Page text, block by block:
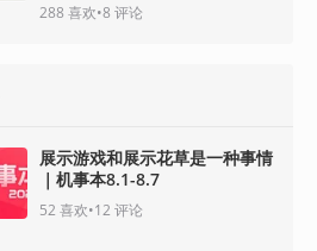
288 喜欢•8 评论
展示游戏和展示花草是一种事情
｜机事本8.1-8.7
52 喜欢•12 评论